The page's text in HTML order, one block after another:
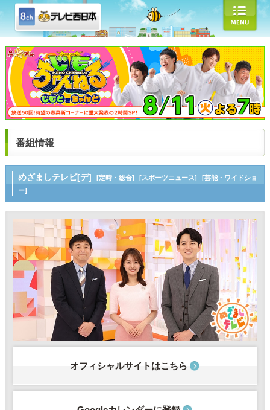
番組情報
めざましテレビ[デ] [定時・総合] [スポーツニュース]
[芸能・ワイドショ
ー]
オフィシャルサイトはこちら